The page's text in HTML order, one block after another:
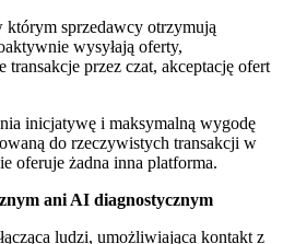
sprzedawcy otrzymują
wysyłają oferty,
transakcje przez czat, akceptację ofert
inicjatywę i maksymalną wygodę
do rzeczywistych transakcji w
oferuje żadna inna platforma.
ani AI diagnostycznym
ludzi, umożliwiająca kontakt z